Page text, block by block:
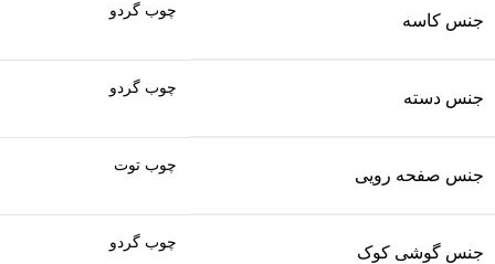
جنس کاسه
چوب گردو
جنس دسته
چوب گردو
جنس صفحه رویی
چوب توت
جنس گوشی کوک
چوب گردو